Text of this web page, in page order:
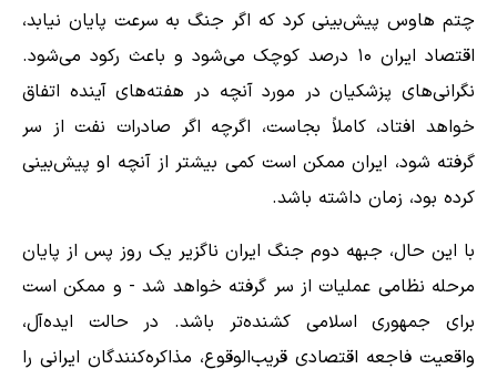
چتم هاوس پیش‌بینی کرد که اگر جنگ به سرعت پایان نیابد،
اقتصاد ایران ۱۰ درصد کوچک می‌شود و باعث رکود می‌شود.
نگرانی‌های پزشکیان در مورد آنچه در هفته‌های آینده اتفاق
خواهد افتاد، کاملاً بجاست، اگرچه اگر صادرات نفت از سر
گرفته شود، ایران ممکن است کمی بیشتر از آنچه او پیش‌بینی
کرده بود، زمان داشته باشد.
با این حال، جبهه دوم جنگ ایران ناگزیر یک روز پس از پایان
مرحله نظامی عملیات از سر گرفته خواهد شد - و ممکن است
برای جمهوری اسلامی کشنده‌تر باشد. در حالت ایده‌آل،
واقعیت فاجعه اقتصادی قریب‌الوقوع، مذاکره‌کنندگان ایرانی را